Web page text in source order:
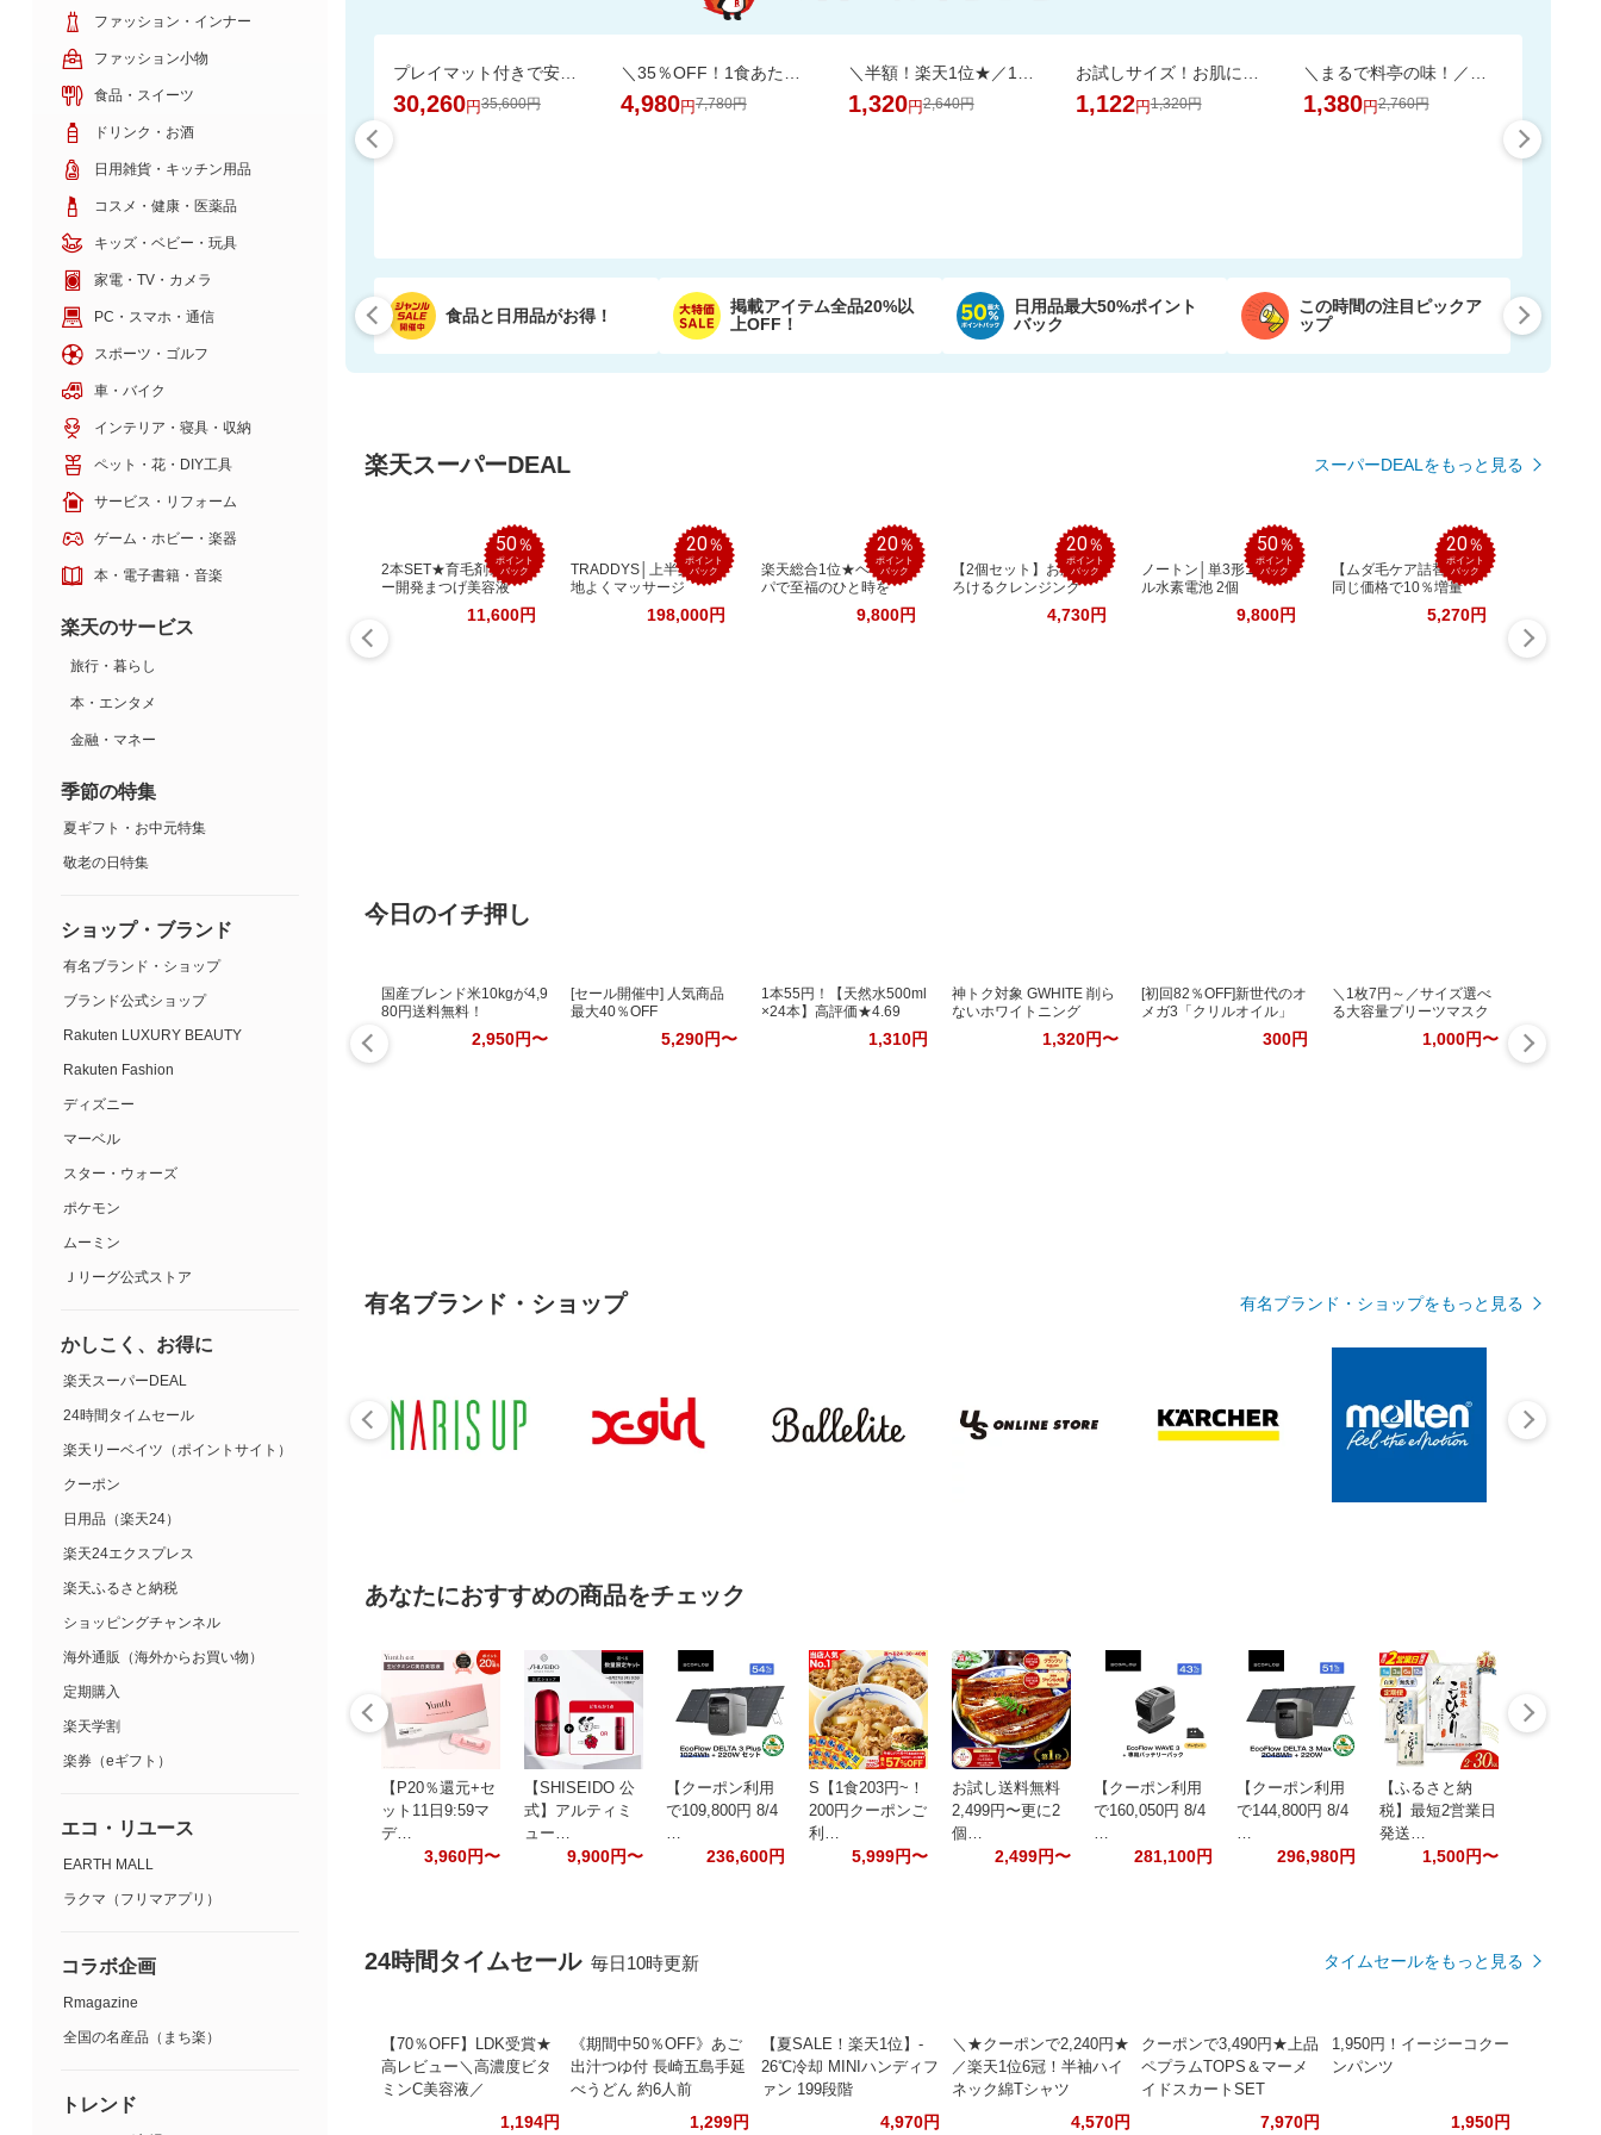
プレイマット付きで安心・快適な遊び空間
30,260円35,600円 4,980円7,780円 1,320円2,640円 1,122円1,320円 1,380円2,760円
食品と日用品がお得！
掲載アイテム全品20%以
上OFF！
日用品最大50%ポイント
バック
この時間の注目ピックア
ップ
楽天スーパーDEAL スーパーDEALをもっと見る
50％
ポイント
バック
2本SET★育毛剤メーカ
ー開発まつげ美容液
11,600円
20％
ポイント
バック
TRADDYS│上半身を心
地よくマッサージ
198,000円
20％
ポイント
バック
楽天総合1位★ヘッドス
パで至福のひと時を
9,800円
20％
ポイント
バック
【2個セット】お肌でと
ろけるクレンジング
4,730円
50％
ポイント
バック
ノートン│単3形ニッケ
ル水素電池 2個
9,800円
20％
ポイント
バック
【ムダ毛ケア詰替用】
同じ価格で10％増量
5,270円
今日のイチ押し
国産ブレンド米10kgが4,9
80円送料無料！
2,950円〜
[セール開催中] 人気商品
最大40％OFF
5,290円〜
1本55円！【天然水500ml
×24本】高評価★4.69
1,310円
神トク対象 GWHITE 削ら
ないホワイトニング
1,320円〜
[初回82％OFF]新世代のオ
メガ3「クリルオイル」
300円
＼1枚7円～／サイズ選べ
る大容量プリーツマスク
1,000円〜
有名ブランド・ショップ 有名ブランド・ショップをもっと見る
あなたにおすすめの商品をチェック
【P20％還元+セ
ット11日9:59マ
デ…
3,960円〜
【SHISEIDO 公
式】アルティミ
ュー…
9,900円〜
【クーポン利用
で109,800円 8/4
…
236,600円
S【1食203円~！
200円クーポンご
利…
5,999円〜
お試し送料無料
2,499円〜更に2
個…
2,499円〜
【クーポン利用
で160,050円 8/4
…
281,100円
【クーポン利用
で144,800円 8/4
…
296,980円
【ふるさと納
税】最短2営業日
発送…
1,500円〜
24時間タイムセール 毎日10時更新 タイムセールをもっと見る
【70％OFF】LDK受賞★
高レビュー＼高濃度ビタ
ミンC美容液／
1,194円
《期間中50％OFF》あご
出汁つゆ付 長崎五島手延
べうどん 約6人前
1,299円
【夏SALE！楽天1位】‐
26℃冷却 MINIハンディフ
ァン 199段階
4,970円
＼★クーポンで2,240円★
／楽天1位6冠！半袖ハイ
ネック綿Tシャツ
4,570円
クーポンで3,490円★上品
ペプラムTOPS＆マーメ
イドスカートSET
7,970円
1,950円！イージーコクー
ンパンツ
1,950円
ファッション・インナー
ファッション小物
食品・スイーツ
ドリンク・お酒
日用雑貨・キッチン用品
コスメ・健康・医薬品
キッズ・ベビー・玩具
家電・TV・カメラ
PC・スマホ・通信
スポーツ・ゴルフ
車・バイク
インテリア・寝具・収納
ペット・花・DIY工具
サービス・リフォーム
ゲーム・ホビー・楽器
本・電子書籍・音楽
楽天のサービス
旅行・暮らし
本・エンタメ
金融・マネー
季節の特集
夏ギフト・お中元特集
敬老の日特集
ショップ・ブランド
有名ブランド・ショップ
ブランド公式ショップ
Rakuten LUXURY BEAUTY
Rakuten Fashion
ディズニー
マーベル
スター・ウォーズ
ポケモン
ムーミン
Ｊリーグ公式ストア
かしこく、お得に
楽天スーパーDEAL
24時間タイムセール
楽天リーベイツ（ポイントサイト）
クーポン
日用品（楽天24）
楽天24エクスプレス
楽天ふるさと納税
ショッピングチャンネル
海外通販（海外からお買い物）
定期購入
楽天学割
楽券（eギフト）
エコ・リユース
EARTH MALL
ラクマ（フリマアプリ）
コラボ企画
Rmagazine
全国の名産品（まち楽）
トレンド